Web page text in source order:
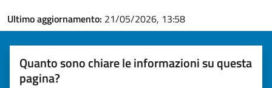
Ultimo aggiornamento: 21/05/2026, 13:58
Quanto sono chiare le informazioni su questa
pagina?